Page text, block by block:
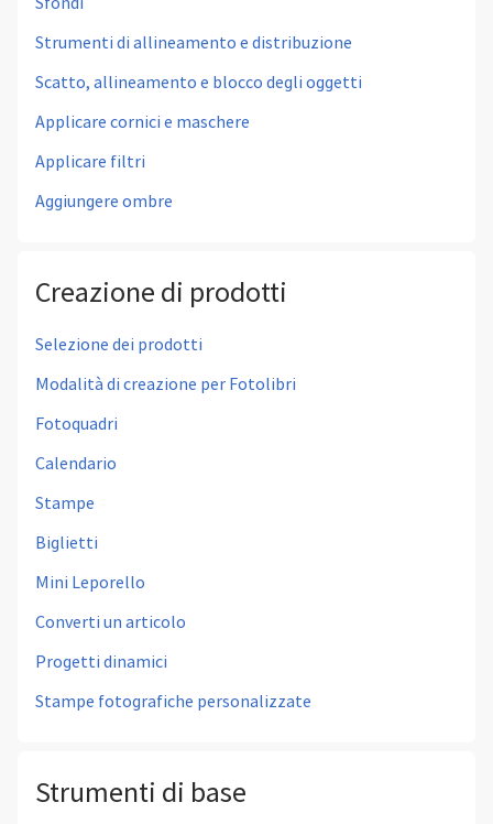
Strumenti di allineamento e distribuzione
Scatto, allineamento e blocco degli oggetti
Applicare cornici e maschere
Applicare filtri
Aggiungere ombre
Creazione di prodotti
Selezione dei prodotti
Modalità di creazione per Fotolibri
Fotoquadri
Calendario
Stampe
Biglietti
Mini Leporello
Converti un articolo
Progetti dinamici
Stampe fotografiche personalizzate
Strumenti di base